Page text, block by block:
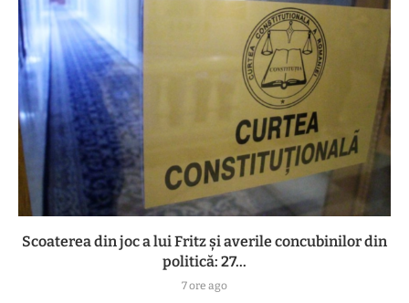
Scoaterea din joc a lui Fritz și averile concubinilor din
politică: 27...
7 ore ago